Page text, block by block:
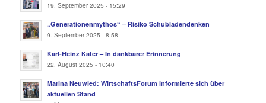
19. September 2025 - 15:29
„Generationenmythos“ – Risiko Schubladendenken
9. September 2025 - 8:58
Karl-Heinz Kater – In dankbarer Erinnerung
22. August 2025 - 10:40
Marina Neuwied: WirtschaftsForum informierte sich über
aktuellen Stand